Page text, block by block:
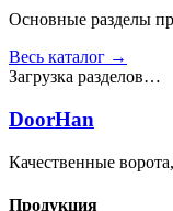
Основные разделы
Весь каталог →
Загрузка разделов…
DoorHan
Качественные
Продукция